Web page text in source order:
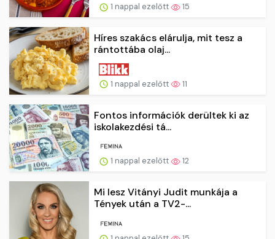
1 nappal ezelőtt 15
Híres szakács elárulja, mit tesz a
rántottába olaj...
1 nappal ezelőtt 11
Fontos információk derültek ki az
iskolakezdési tá...
1 nappal ezelőtt 12
Mi lesz Vitányi Judit munkája a
Tények után a TV2-...